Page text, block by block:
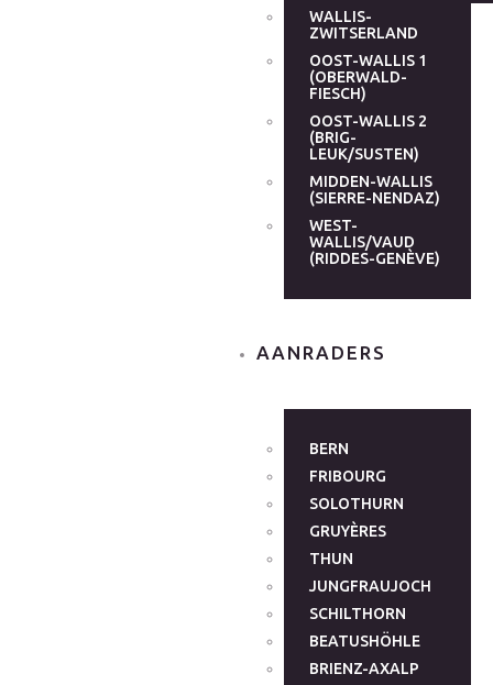
WALLIS-
ZWITSERLAND
OOST-WALLIS 1
(OBERWALD-
FIESCH)
OOST-WALLIS 2
(BRIG-
LEUK/SUSTEN)
MIDDEN-WALLIS
(SIERRE-NENDAZ)
WEST-
WALLIS/VAUD
(RIDDES-GENÈVE)
AANRADERS
BERN
FRIBOURG
SOLOTHURN
GRUYÈRES
THUN
JUNGFRAUJOCH
SCHILTHORN
BEATUSHÖHLE
BRIENZ-AXALP